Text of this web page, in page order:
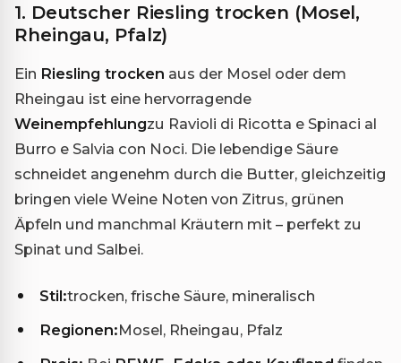
1. Deutscher Riesling trocken (Mosel,
Rheingau, Pfalz)
Ein Riesling trocken aus der Mosel oder dem
Rheingau ist eine hervorragende
Weinempfehlungzu Ravioli di Ricotta e Spinaci al
Burro e Salvia con Noci. Die lebendige Säure
schneidet angenehm durch die Butter, gleichzeitig
bringen viele Weine Noten von Zitrus, grünen
Äpfeln und manchmal Kräutern mit – perfekt zu
Spinat und Salbei.
Stil:trocken, frische Säure, mineralisch
Regionen:Mosel, Rheingau, Pfalz